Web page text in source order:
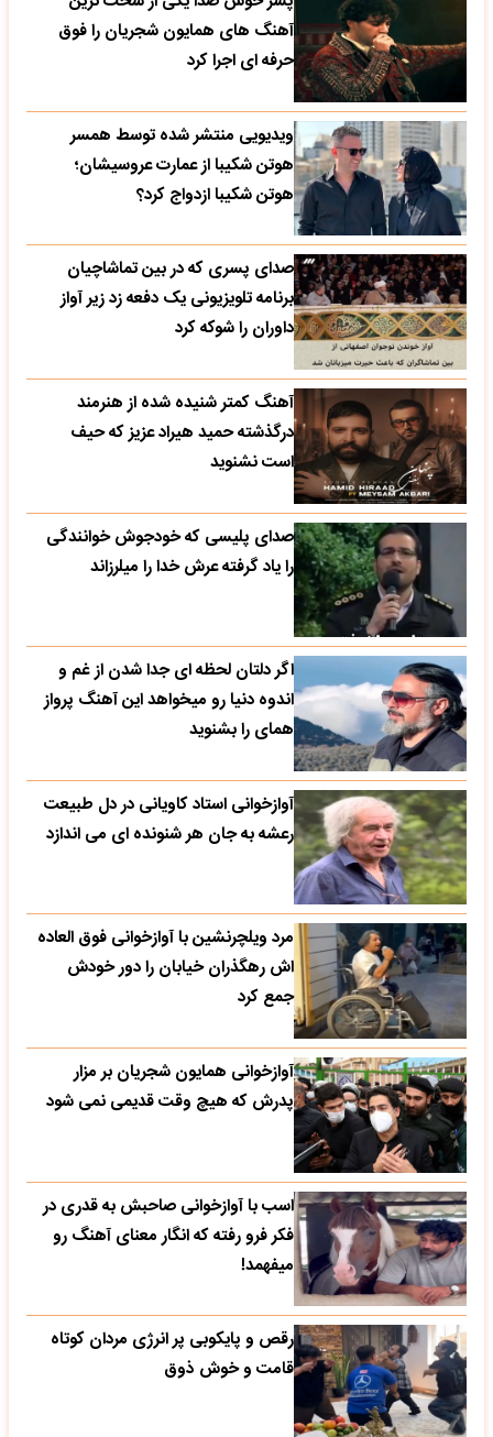
آهنگ های همایون شجریان را فوق
حرفه ای اجرا کرد
ویدیویی منتشر شده توسط همسر
هوتن شکیبا از عمارت عروسیشان؛
هوتن شکیبا ازدواج کرد؟
صدای پسری که در بین تماشاچیان
برنامه تلویزیونی یک دفعه زد زیر آواز
داوران را شوکه کرد
آهنگ کمتر شنیده شده از هنرمند
درگذشته حمید هیراد عزیز که حیف
است نشنوید
صدای پلیسی که خودجوش خوانندگی
را یاد گرفته عرش خدا را میلرزاند
اگر دلتان لحظه ای جدا شدن از غم و
اندوه دنیا رو میخواهد این آهنگ پرواز
همای را بشنوید
آوازخوانی استاد کاویانی در دل طبیعت
رعشه به جان هر شنونده ای می اندازد
مرد ویلچرنشین با آوازخوانی فوق العاده
اش رهگذران خیابان را دور خودش
جمع کرد
آوازخوانی همایون شجریان بر مزار
پدرش که هیچ وقت قدیمی نمی شود
اسب با آوازخوانی صاحبش به قدری در
فکر فرو رفته که انگار معنای آهنگ رو
میفهمد!
رقص و پایکوبی پر انرژی مردان کوتاه
قامت و خوش ذوق